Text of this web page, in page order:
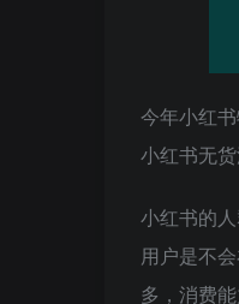
今年小红
小红书无
小红书的
用户是不
多，消费